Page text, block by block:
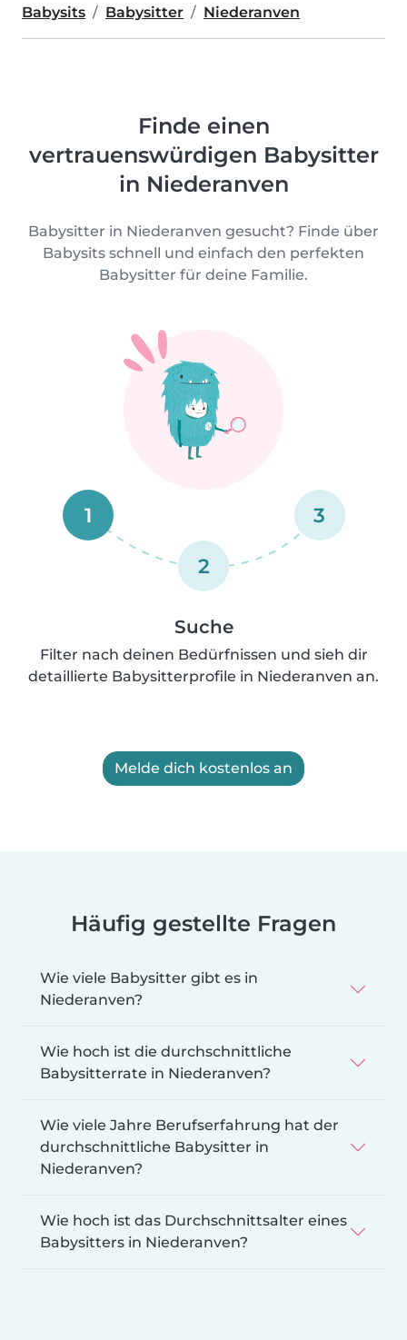
Babysits Babysitter Niederanven
Finde einen
vertrauenswürdigen Babysitter
in Niederanven
Babysitter in Niederanven gesucht? Finde über
Babysits schnell und einfach den perfekten
Babysitter für deine Familie.
1
2
3
Suche
Filter nach deinen Bedürfnissen und sieh dir
detaillierte Babysitterprofile in Niederanven an.
Melde dich kostenlos an
Häufig gestellte Fragen
Wie viele Babysitter gibt es in
Niederanven?
Wie hoch ist die durchschnittliche
Babysitterrate in Niederanven?
Wie viele Jahre Berufserfahrung hat der
durchschnittliche Babysitter in
Niederanven?
Wie hoch ist das Durchschnittsalter eines
Babysitters in Niederanven?